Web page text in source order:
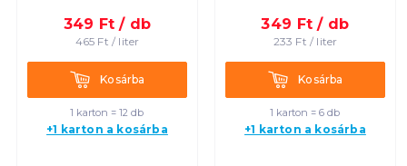
349 Ft / db
465 Ft / liter
KosárbaKosárba
1 karton = 12 db
+1 karton a kosárba
349 Ft / db
233 Ft / liter
KosárbaKosárba
1 karton = 6 db
+1 karton a kosárba